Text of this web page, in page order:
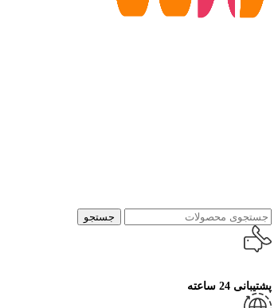
جستجو
پشتیبانی 24 ساعته